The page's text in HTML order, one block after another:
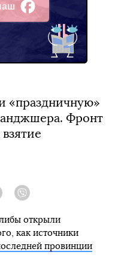
«праздничную»
Фронт
Telegram
открыли
как источники
провинции